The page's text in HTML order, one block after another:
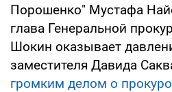
Порошенко" Мустафа
глава Генеральной
Шокин оказывает
заместителя Давида
громким делом о